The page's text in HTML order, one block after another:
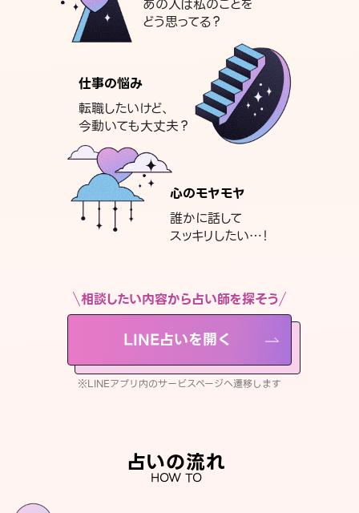
あの人は私のことを
どう思ってる？
仕事の悩み
転職したいけど、
今動いても大丈夫？
心のモヤモヤ
誰かに話して
スッキリしたい…！
相談したい内容から占い師を探そう
LINE占いを開く
※LINEアプリ内のサービスページへ遷移します
占いの流れ
HOW TO